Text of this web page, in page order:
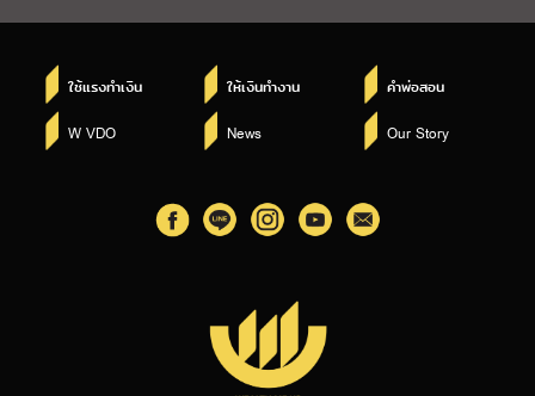
ใช้แรงทำเงิน ให้เงินทำงาน คำพ่อสอน
W VDO News Our Story